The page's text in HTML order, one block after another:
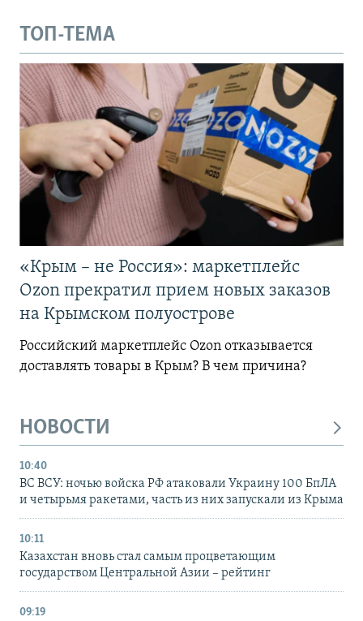
ТОП-ТЕМА
«Крым – не Россия»: маркетплейс
Ozon прекратил прием новых заказов
на Крымском полуострове
Российский маркетплейс Ozon отказывается
доставлять товары в Крым? В чем причина?
НОВОСТИ
10:40
ВС ВСУ: ночью войска РФ атаковали Украину 100 БпЛА
и четырьмя ракетами, часть из них запускали из Крыма
10:11
Казахстан вновь стал самым процветающим
государством Центральной Азии – рейтинг
09:19